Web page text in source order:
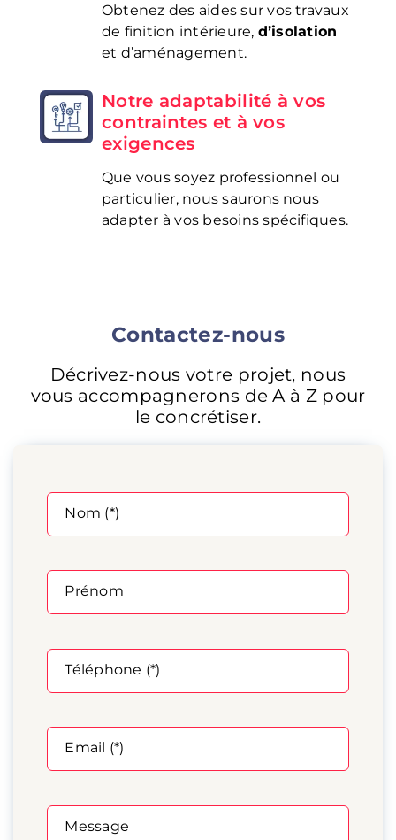
Obtenez des aides sur vos travaux
de finition intérieure, d’isolation
et d’aménagement.
Notre adaptabilité à vos
contraintes et à vos
exigences
Que vous soyez professionnel ou
particulier, nous saurons nous
adapter à vos besoins spécifiques.
Contactez-nous
Décrivez-nous votre projet, nous
vous accompagnerons de A à Z pour
le concrétiser.
Nom (*)
Prénom
Téléphone (*)
Email (*)
Message